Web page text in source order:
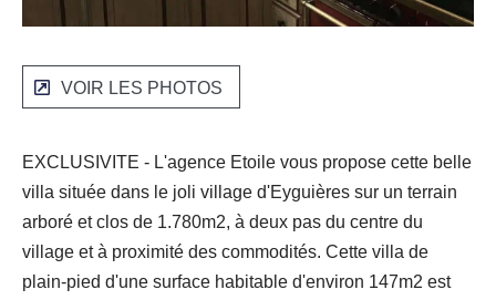
VOIR LES PHOTOS
EXCLUSIVITE - L'agence Etoile vous propose cette belle
villa située dans le joli village d'Eyguières sur un terrain
arboré et clos de 1.780m2, à deux pas du centre du
village et à proximité des commodités. Cette villa de
plain-pied d'une surface habitable d'environ 147m2 est